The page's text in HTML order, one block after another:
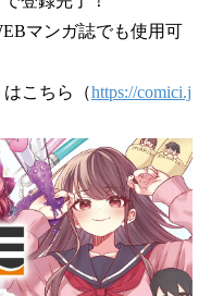
マンガ誌でも使用可
こちら（https://comici.j